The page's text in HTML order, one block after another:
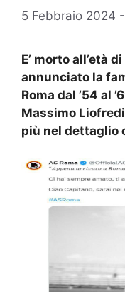
5 Febbraio 2024
E’ morto all’età
annunciato la
Roma dal ’54 al
Massimo
più nel dettaglio